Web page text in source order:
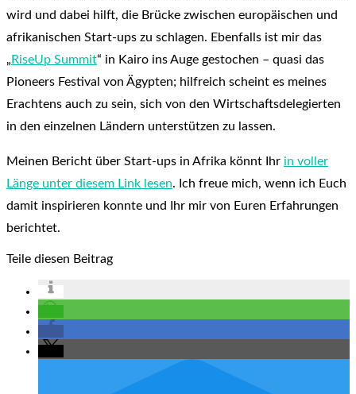
wird und dabei hilft, die Brücke zwischen europäischen und
afrikanischen Start-ups zu schlagen. Ebenfalls ist mir das
„ RiseUp Summit“ in Kairo ins Auge gestochen – quasi das
Pioneers Festival von Ägypten; hilfreich scheint es meines
Erachtens auch zu sein, sich von den Wirtschaftsdelegierten
in den einzelnen Ländern unterstützen zu lassen.
Meinen Bericht über Start-ups in Afrika könnt Ihr in voller
Länge unter diesem Link lesen. Ich freue mich, wenn ich Euch
damit inspirieren konnte und Ihr mir von Euren Erfahrungen
berichtet.
Teile diesen Beitrag